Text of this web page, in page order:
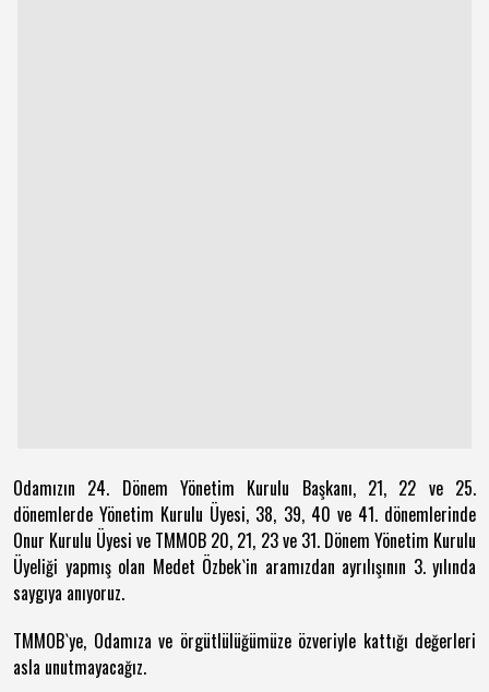
Odamızın 24. Dönem Yönetim Kurulu Başkanı, 21, 22 ve 25.
dönemlerde Yönetim Kurulu Üyesi, 38, 39, 40 ve 41. dönemlerinde
Onur Kurulu Üyesi ve TMMOB 20, 21, 23 ve 31. Dönem Yönetim Kurulu
Üyeliği yapmış olan Medet Özbek`in aramızdan ayrılışının 3. yılında
saygıya anıyoruz.
TMMOB`ye, Odamıza ve örgütlülüğümüze özveriyle kattığı değerleri
asla unutmayacağız.